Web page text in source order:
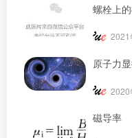
螺栓上
2021
原子力
2020
磁导率